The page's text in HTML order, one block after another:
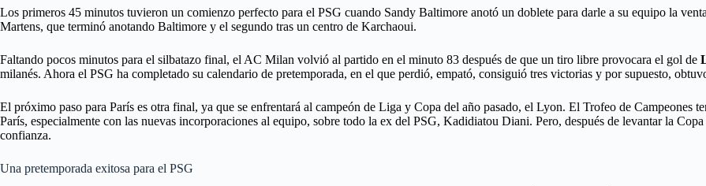
Los primeros 45 minutos tuvieron un comienzo perfecto para el PSG cuando Sandy Baltimore anotó un doblete para darle a su equipo la
Martens, que terminó anotando Baltimore y el segundo tras un centro de Karchaoui.
Faltando pocos minutos para el silbatazo final, el AC Milan volvió al partido en el minuto 83 después de que un tiro libre provocara el gol de
milanés. Ahora el PSG ha completado su calendario de pretemporada, en el que perdió, empató, consiguió tres victorias y por supuesto,
El próximo paso para París es otra final, ya que se enfrentará al campeón de Liga y Copa del año pasado, el Lyon. El Trofeo de Campeones
París, especialmente con las nuevas incorporaciones al equipo, sobre todo la ex del PSG, Kadidiatou Diani. Pero, después de levantar la
confianza.
Una pretemporada exitosa para el PSG